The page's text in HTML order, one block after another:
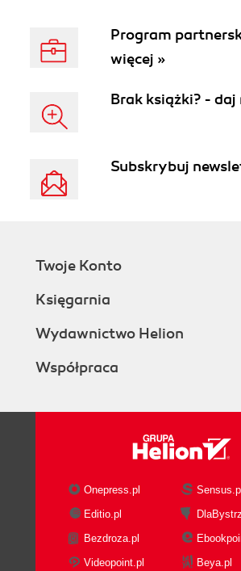
Program
więcej »
Brak książki? - daj
Subskrybuj
Twoje Konto
Księgarnia
Wydawnictwo Helion
Współpraca
Onepress.pl
Editio.pl
Bezdroza.pl
Videopoint.pl
Beya.pl